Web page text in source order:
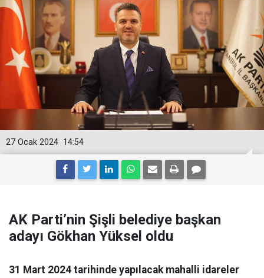
14:54
27 Ocak 2024
AK Parti’nin Şişli belediye başkan
adayı Gökhan Yüksel oldu
31 Mart 2024 tarihinde yapılacak mahalli idareler